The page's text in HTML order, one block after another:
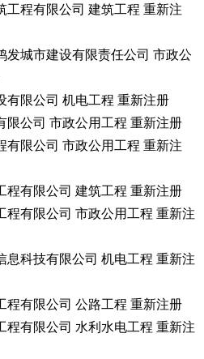
工程有限公司 建筑工程 重新注
发城市建设有限责任公司 市政公
有限公司 机电工程 重新注册
限公司 市政公用工程 重新注册
有限公司 市政公用工程 重新注
程有限公司 建筑工程 重新注册
程有限公司 市政公用工程 重新注
息科技有限公司 机电工程 重新注
程有限公司 公路工程 重新注册
程有限公司 水利水电工程 重新注